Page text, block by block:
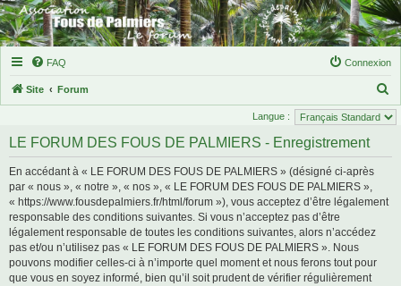
FAQ Connexion
Site Forum
e
Langue :
LE FORUM DES FOUS DE PALMIERS - Enregistrement
En accédant à « LE FORUM DES FOUS DE PALMIERS » (désigné ci-après
par « nous », « notre », « nos », « LE FORUM DES FOUS DE PALMIERS »,
« https://www.fousdepalmiers.fr/html/forum »), vous acceptez d’être légalement
responsable des conditions suivantes. Si vous n’acceptez pas d’être
légalement responsable de toutes les conditions suivantes, alors n’accédez
pas et/ou n’utilisez pas « LE FORUM DES FOUS DE PALMIERS ». Nous
pouvons modifier celles-ci à n’importe quel moment et nous ferons tout pour
que vous en soyez informé, bien qu’il soit prudent de vérifier régulièrement